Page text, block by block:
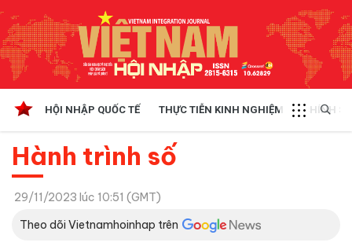
HỘI NHẬP QUỐC TẾ THỰC TIỄN KINH NGHIỆM CHÍNH
Hành trình số
29/11/2023 lúc 10:51 (GMT)
Theo dõi Vietnamhoinhap trên